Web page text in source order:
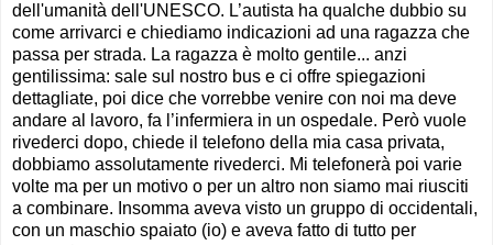
dell'umanità dell'UNESCO. L’autista ha qualche dubbio su
come arrivarci e chiediamo indicazioni ad una ragazza che
passa per strada. La ragazza è molto gentile... anzi
gentilissima: sale sul nostro bus e ci offre spiegazioni
dettagliate, poi dice che vorrebbe venire con noi ma deve
andare al lavoro, fa l’infermiera in un ospedale. Però vuole
rivederci dopo, chiede il telefono della mia casa privata,
dobbiamo assolutamente rivederci. Mi telefonerà poi varie
volte ma per un motivo o per un altro non siamo mai riusciti
a combinare. Insomma aveva visto un gruppo di occidentali,
con un maschio spaiato (io) e aveva fatto di tutto per